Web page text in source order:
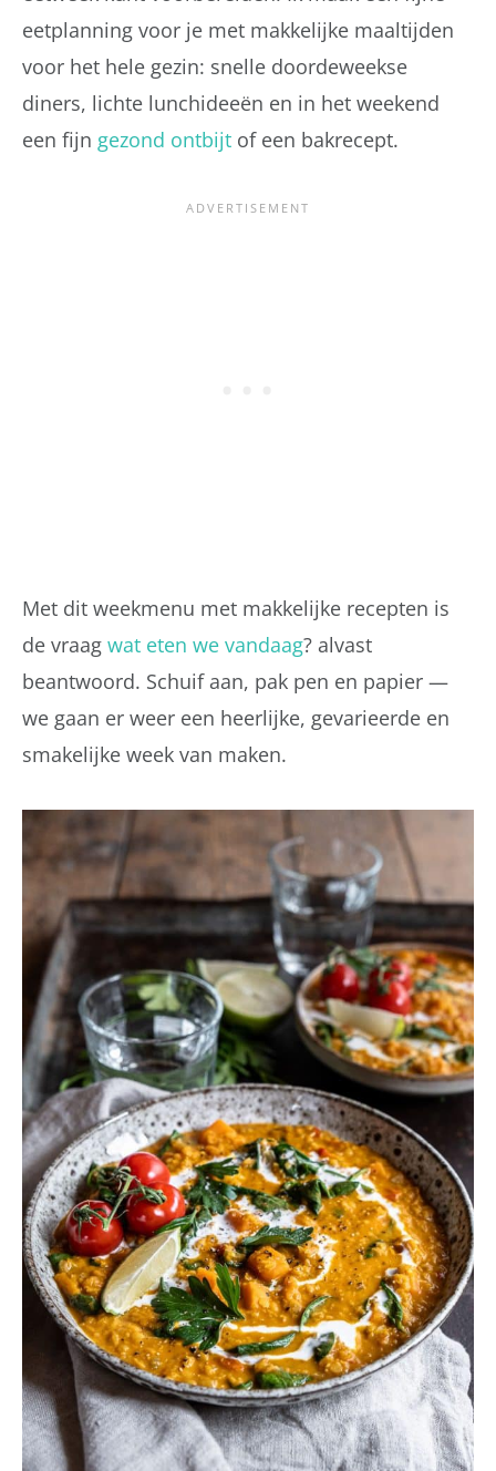
eetplanning voor je met makkelijke maaltijden
voor het hele gezin: snelle doordeweekse
diners, lichte lunchideeën en in het weekend
een fijn gezond ontbijt of een bakrecept.
Met dit weekmenu met makkelijke recepten is
de vraag wat eten we vandaag? alvast
beantwoord. Schuif aan, pak pen en papier —
we gaan er weer een heerlijke, gevarieerde en
smakelijke week van maken.